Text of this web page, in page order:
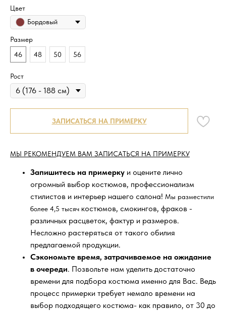
Цвет
Бордовый
Размер
46
48 50 56
Рост
ЗАПИСАТЬСЯ НА ПРИМЕРКУ
МЫ РЕКОМЕНДУЕМ ВАМ ЗАПИСАТЬСЯ НА ПРИМЕРКУ
Запишитесь на примерку и оцените лично
огромный выбор костюмов, профессионализм
стилистов и интерьер нашего салона! Мы разместили
более 4,5 тысяч костюмов, смокингов, фраков -
различных расцветок, фактур и размеров.
Несложно растеряться от такого обилия
предлагаемой продукции.
Сэкономьте время, затрачиваемое на ожидание
в очереди. Позвольте нам уделить достаточно
времени для подбора костюма именно для Вас. Ведь
процесс примерки требует немало времени на
выбор подходящего костюма- как правило, от 30 до